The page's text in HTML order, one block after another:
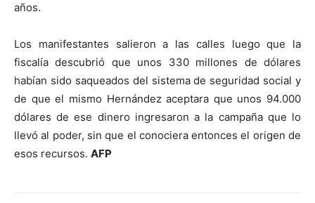
años.
Los manifestantes salieron a las calles luego que la
fiscalía descubrió que unos 330 millones de dólares
habían sido saqueados del sistema de seguridad social y
de que el mismo Hernández aceptara que unos 94.000
dólares de ese dinero ingresaron a la campaña que lo
llevó al poder, sin que el conociera entonces el origen de
esos recursos. AFP